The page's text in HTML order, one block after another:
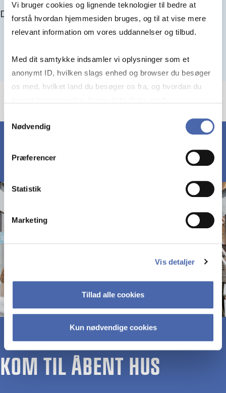
Vi bruger cookies og lignende teknologier til bedre at
forstå hvordan hjemmesiden bruges, og til at vise mere
relevant information om vores uddannelser og tilbud.
Med dit samtykke indsamler vi oplysninger som et
anonymt ID, hvilken slags enhed og browser du besøger
os med, hvilket land du besøger os fra, og hvordan du
markedsføring. Du bestemmer selv - og kan altid trække
Nødvendig
Præferencer
Statistik
Marketing
Vis detaljer
Tillad alle cookies
Kun nødvendige cookies
Du kan finde alle events her i slutningen af august.
KOM TIL ÅBENT HUS